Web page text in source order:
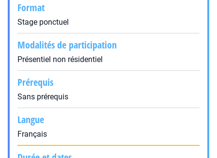
Format
Stage ponctuel
Modalités de participation
Présentiel non résidentiel
Prérequis
Sans prérequis
Langue
Français